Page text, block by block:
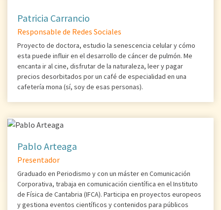
Patricia Carrancio
Responsable de Redes Sociales
Proyecto de doctora, estudio la senescencia celular y cómo
esta puede influir en el desarrollo de cáncer de pulmón. Me
encanta ir al cine, disfrutar de la naturaleza, leer y pagar
precios desorbitados por un café de especialidad en una
cafetería mona (sí, soy de esas personas).
Pablo Arteaga
Presentador
Graduado en Periodismo y con un máster en Comunicación
Corporativa, trabaja en comunicación científica en el Instituto
de Física de Cantabria (IFCA). Participa en proyectos europeos
y gestiona eventos científicos y contenidos para públicos